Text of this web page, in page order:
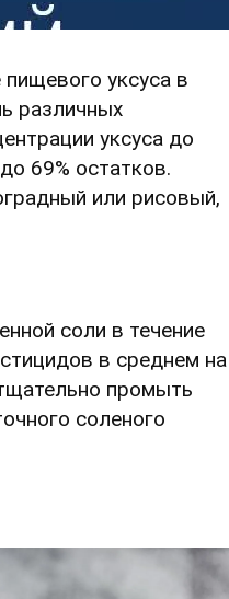
уксуса в
различных
уксуса до
69% остатков.
или рисовый,
соли в течение
в среднем на
промыть
соленого